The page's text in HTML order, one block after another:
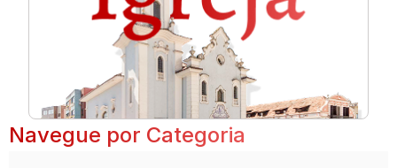
Navegue por Categoria